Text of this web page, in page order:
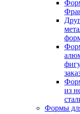
из
Формы